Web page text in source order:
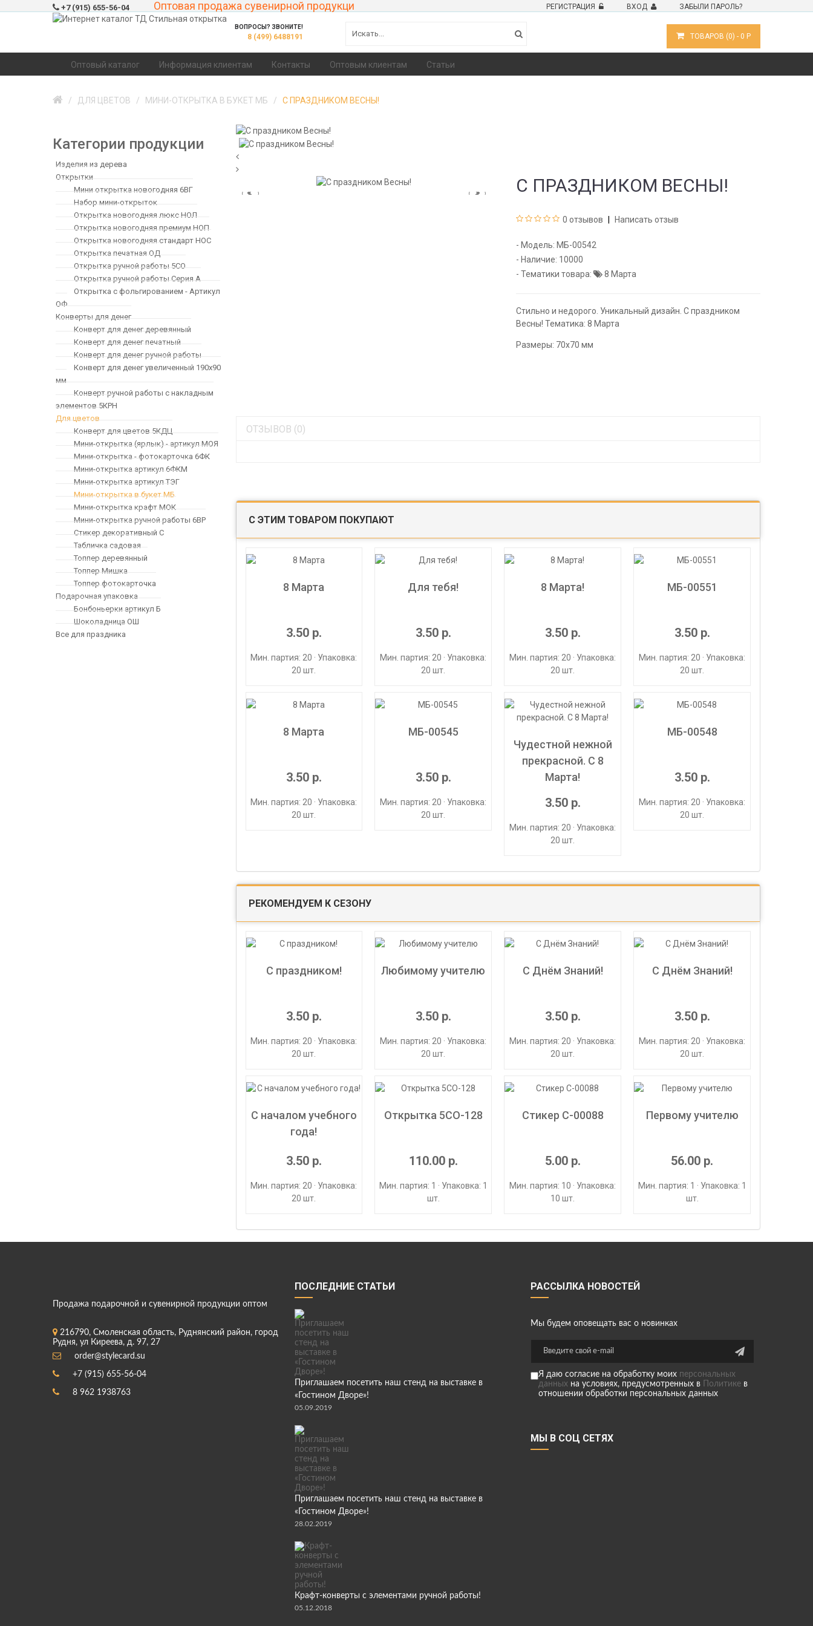
+7 (915) 655-56-04 Оптовая продажа сувенирной продукци РЕГИСТРАЦИЯ ВХОД ЗАБЫЛИ ПАРОЛЬ?
ТОВАРОВ (0) - 0 Р
ВОПРОСЫ? ЗВОНИТЕ!
8 (499) 6488191
Оптовый каталог Информация клиентам Контакты Оптовым клиентам Статьи
ДЛЯ ЦВЕТОВ МИНИ-ОТКРЫТКА В БУКЕТ МБ С ПРАЗДНИКОМ ВЕСНЫ!
Категории продукции
Изделия из дерева
Открытки
Мини открытка новогодняя 6ВГ
Набор мини-открыток
Открытка новогодняя люкс НОЛ
Открытка новогодняя премиум НОП
Открытка новогодняя стандарт НОС
Открытка печатная ОД
Открытка ручной работы 5СО
Открытка ручной работы Серия А
Открытка с фольгированием - Артикул
ОФ
Конверты для денег
Конверт для денег деревянный
Конверт для денег печатный
Конверт для денег ручной работы
Конверт для денег увеличенный 190х90
мм
Конверт ручной работы с накладным
элементов 5КРН
Для цветов
Конверт для цветов 5КДЦ
Мини-открытка (ярлык) - артикул МОЯ
Мини-открытка - фотокарточка 6ФК
Мини-открытка артикул 6ФКМ
Мини-открытка артикул ТЭГ
Мини-открытка в букет МБ
Мини-открытка крафт МОК
Мини-открытка ручной работы 6ВР
Стикер декоративный С
Табличка садовая
Топпер деревянный
Топпер Мишка
Топпер фотокарточка
Подарочная упаковка
Бонбоньерки артикул Б
Шоколадница ОШ
Все для праздника
С ПРАЗДНИКОМ ВЕСНЫ!
0 отзывов Написать отзыв
- Модель:МБ-00542
- Наличие: 10000
- Тематики товара:
8 Марта
Стильно и недорого. Уникальный дизайн. С праздником
Весны! Тематика: 8 Марта
Размеры: 70х70 мм
ОТЗЫВОВ (0)
С ЭТИМ ТОВАРОМ ПОКУПАЮТ
8 Марта
3.50 р.
Мин. партия: 20 · Упаковка:
20 шт.
Для тебя!
3.50 р.
Мин. партия: 20 · Упаковка:
20 шт.
8 Марта!
3.50 р.
Мин. партия: 20 · Упаковка:
20 шт.
МБ-00551
3.50 р.
Мин. партия: 20 · Упаковка:
20 шт.
8 Марта
3.50 р.
Мин. партия: 20 · Упаковка:
20 шт.
МБ-00545
3.50 р.
Мин. партия: 20 · Упаковка:
20 шт.
Чудестной нежной
прекрасной. С 8
Марта!
3.50 р.
Мин. партия: 20 · Упаковка:
20 шт.
МБ-00548
3.50 р.
Мин. партия: 20 · Упаковка:
20 шт.
РЕКОМЕНДУЕМ К СЕЗОНУ
С праздником!
3.50 р.
Мин. партия: 20 · Упаковка:
20 шт.
Любимому учителю
3.50 р.
Мин. партия: 20 · Упаковка:
20 шт.
С Днём Знаний!
3.50 р.
Мин. партия: 20 · Упаковка:
20 шт.
С Днём Знаний!
3.50 р.
Мин. партия: 20 · Упаковка:
20 шт.
С началом учебного
года!
3.50 р.
Мин. партия: 20 · Упаковка:
20 шт.
Открытка 5СО-128
110.00 р.
Мин. партия: 1 · Упаковка: 1
шт.
Стикер С-00088
5.00 р.
Мин. партия: 10 · Упаковка:
10 шт.
Первому учителю
56.00 р.
Мин. партия: 1 · Упаковка: 1
шт.
Продажа подарочной и сувенирной продукции оптом
216790, Смоленская область, Руднянский район, город
Рудня, ул Киреева, д. 97, 27
order@stylecard.su
+7 (915) 655-56-04
8 962 1938763
ПОСЛЕДНИЕ СТАТЬИ
Приглашаем посетить наш стенд на выставке в
«Гостином Дворе»!
05.09.2019
Приглашаем посетить наш стенд на выставке в
«Гостином Дворе»!
28.02.2019
Крафт-конверты с элементами ручной работы!
05.12.2018
РАССЫЛКА НОВОСТЕЙ
Мы будем оповещать вас о новинках
Я даю согласие на обработку моих персональных
данных на условиях, предусмотренных в Политике в
отношении обработки персональных данных
МЫ В СОЦ СЕТЯХ